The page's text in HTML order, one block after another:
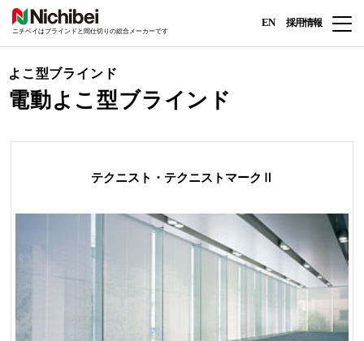
ニチベイはブラインドと間仕切りの総合メーカーです
EN 採用情報
よこ型ブラインド
電動よこ型ブラインド
テクニスト・テクニストマークⅡ